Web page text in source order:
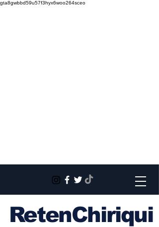
gta8gwbbd59u57f3hyx6woo264sceo
RetenChiriqui